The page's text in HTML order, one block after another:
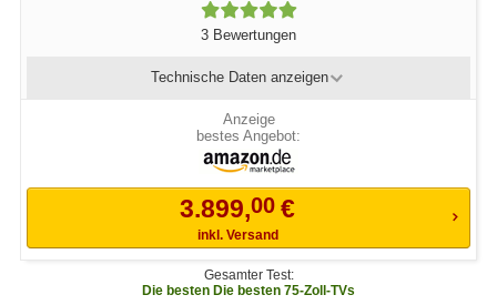
3 Bewertungen
Technische Daten anzeigen
bestes Angebot:
3.899,00 €
inkl. Versand
Gesamter Test:
Die besten Die besten 75-Zoll-TVs